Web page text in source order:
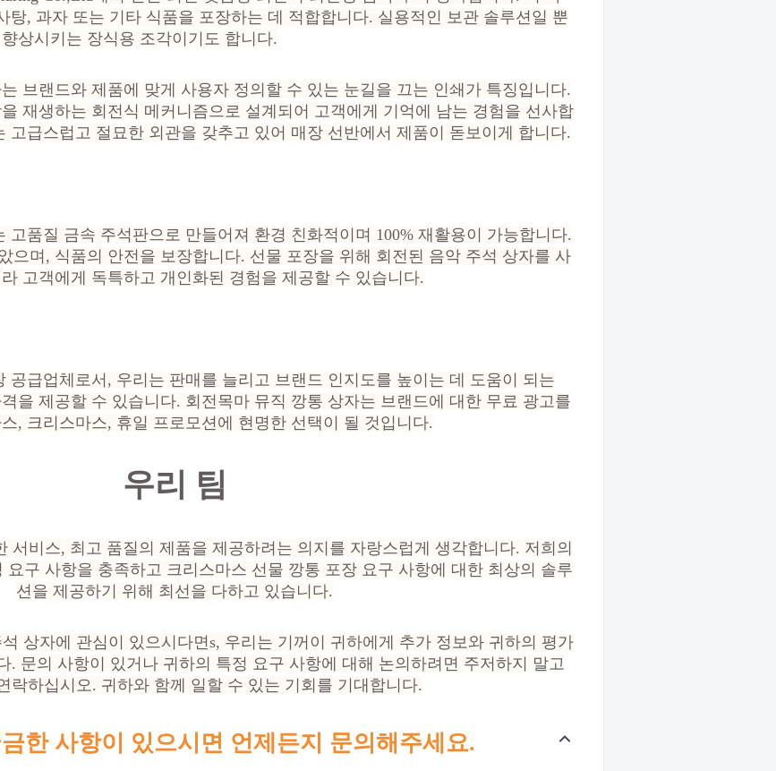
탕, 과자 또는 기타 식품을 포장하는 데 적합합니다. 실용적인 보관 솔루션일 뿐
상시키는 장식용 조각이기도 합니다.
브랜드와 제품에 맞게 사용자 정의할 수 있는 눈길을 끄는 인쇄가 특징입니다.
재생하는 회전식 메커니즘으로 설계되어 고객에게 기억에 남는 경험을 선사합
고급스럽고 절묘한 외관을 갖추고 있어 매장 선반에서 제품이 돋보이게 합니다.
고품질 금속 주석판으로 만들어져 환경 친화적이며 100% 재활용이 가능합니다.
으며, 식품의 안전을 보장합니다. 선물 포장을 위해 회전된 음악 주석 상자를 사
고객에게 독특하고 개인화된 경험을 제공할 수 있습니다.
공급업체로서, 우리는 판매를 늘리고 브랜드 인지도를 높이는 데 도움이 되는
을 제공할 수 있습니다. 회전목마 뮤직 깡통 상자는 브랜드에 대한 무료 광고를
, 크리스마스, 휴일 프로모션에 현명한 선택이 될 것입니다.
우리 팀
서비스, 최고 품질의 제품을 제공하려는 의지를 자랑스럽게 생각합니다. 저희의
구 사항을 충족하고 크리스마스 선물 깡통 포장 요구 사항에 대한 최상의 솔루
션을 제공하기 위해 최선을 다하고 있습니다.
상자에 관심이 있으시다면s, 우리는 기꺼이 귀하에게 추가 정보와 귀하의 평가
. 문의 사항이 있거나 귀하의 특정 요구 사항에 대해 논의하려면 주저하지 말고
락하십시오. 귀하와 함께 일할 수 있는 기회를 기대합니다.
한 사항이 있으시면 언제든지 문의해주세요.